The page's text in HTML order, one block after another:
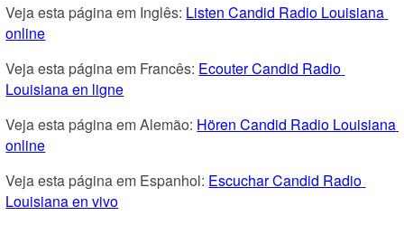
Veja esta página em Inglês: Listen Candid Radio Louisiana
online
Veja esta página em Francês: Ecouter Candid Radio
Louisiana en ligne
Veja esta página em Alemão: Hören Candid Radio Louisiana
online
Veja esta página em Espanhol: Escuchar Candid Radio
Louisiana en vivo